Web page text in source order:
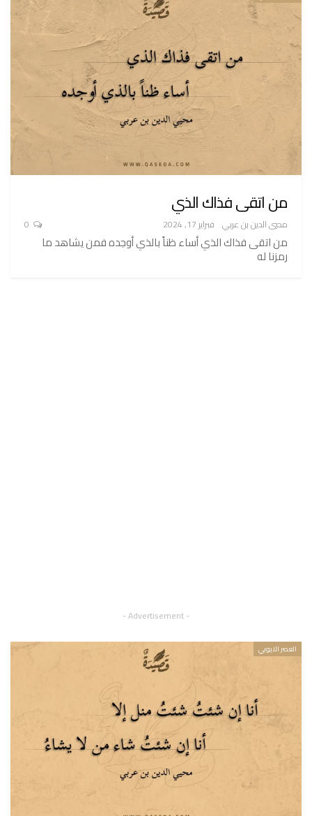
من اتقى فذاك الذي
محيي الدين بن عربي فبراير 17, 2024
من اتقى فذاك الذي أساء ظناً بالذي أوجده فمن يشاهد ما
رمزنا له
- Advertisement -
العصر الايوبي